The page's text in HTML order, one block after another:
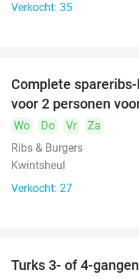
Verkocht: 35
Complete
voor 2 personen
Wo Do Vr
Za
Ribs & Burgers
Kwintsheul
Verkocht: 27
Turks 3- of 4-